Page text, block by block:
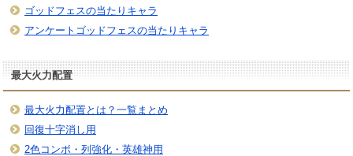
ゴッドフェスの当たりキャラ
アンケートゴッドフェスの当たりキャラ
最大火力配置
最大火力配置とは？一覧まとめ
回復十字消し用
2色コンボ・列強化・英雄神用